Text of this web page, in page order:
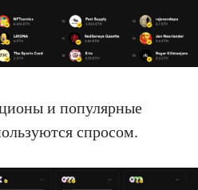
и популярные
спросом.